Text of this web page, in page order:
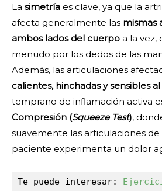
La simetría es clave, ya que la
afecta generalmente las mismas
ambos lados del cuerpo a la vez,
menudo por los dedos de las
Además, las articulaciones
calientes, hinchadas y sensibles
temprano de inflamación activa
Compresión (Squeeze Test),
suavemente las articulaciones
paciente experimenta un dolor
Te puede interesar: